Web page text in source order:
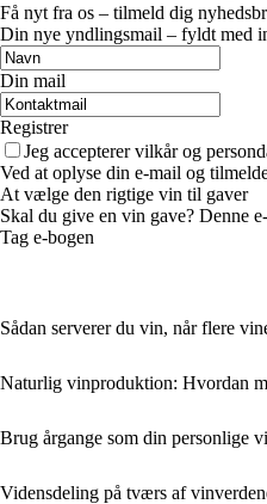
Få nyt fra os – tilmeld dig
Din nye yndlingsmail – fyldt med
Din mail
Registrer
Jeg accepterer vilkår og
Ved at oplyse din e-mail og
At vælge den rigtige vin til gaver
Skal du give en vin gave? Denne
Tag e-bogen
Sådan serverer du vin, når flere
Naturlig vinproduktion: Hvordan
Brug årgange som din personlige
Vidensdeling på tværs af